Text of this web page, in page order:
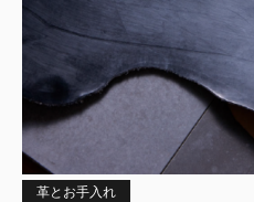
革とお手入れ